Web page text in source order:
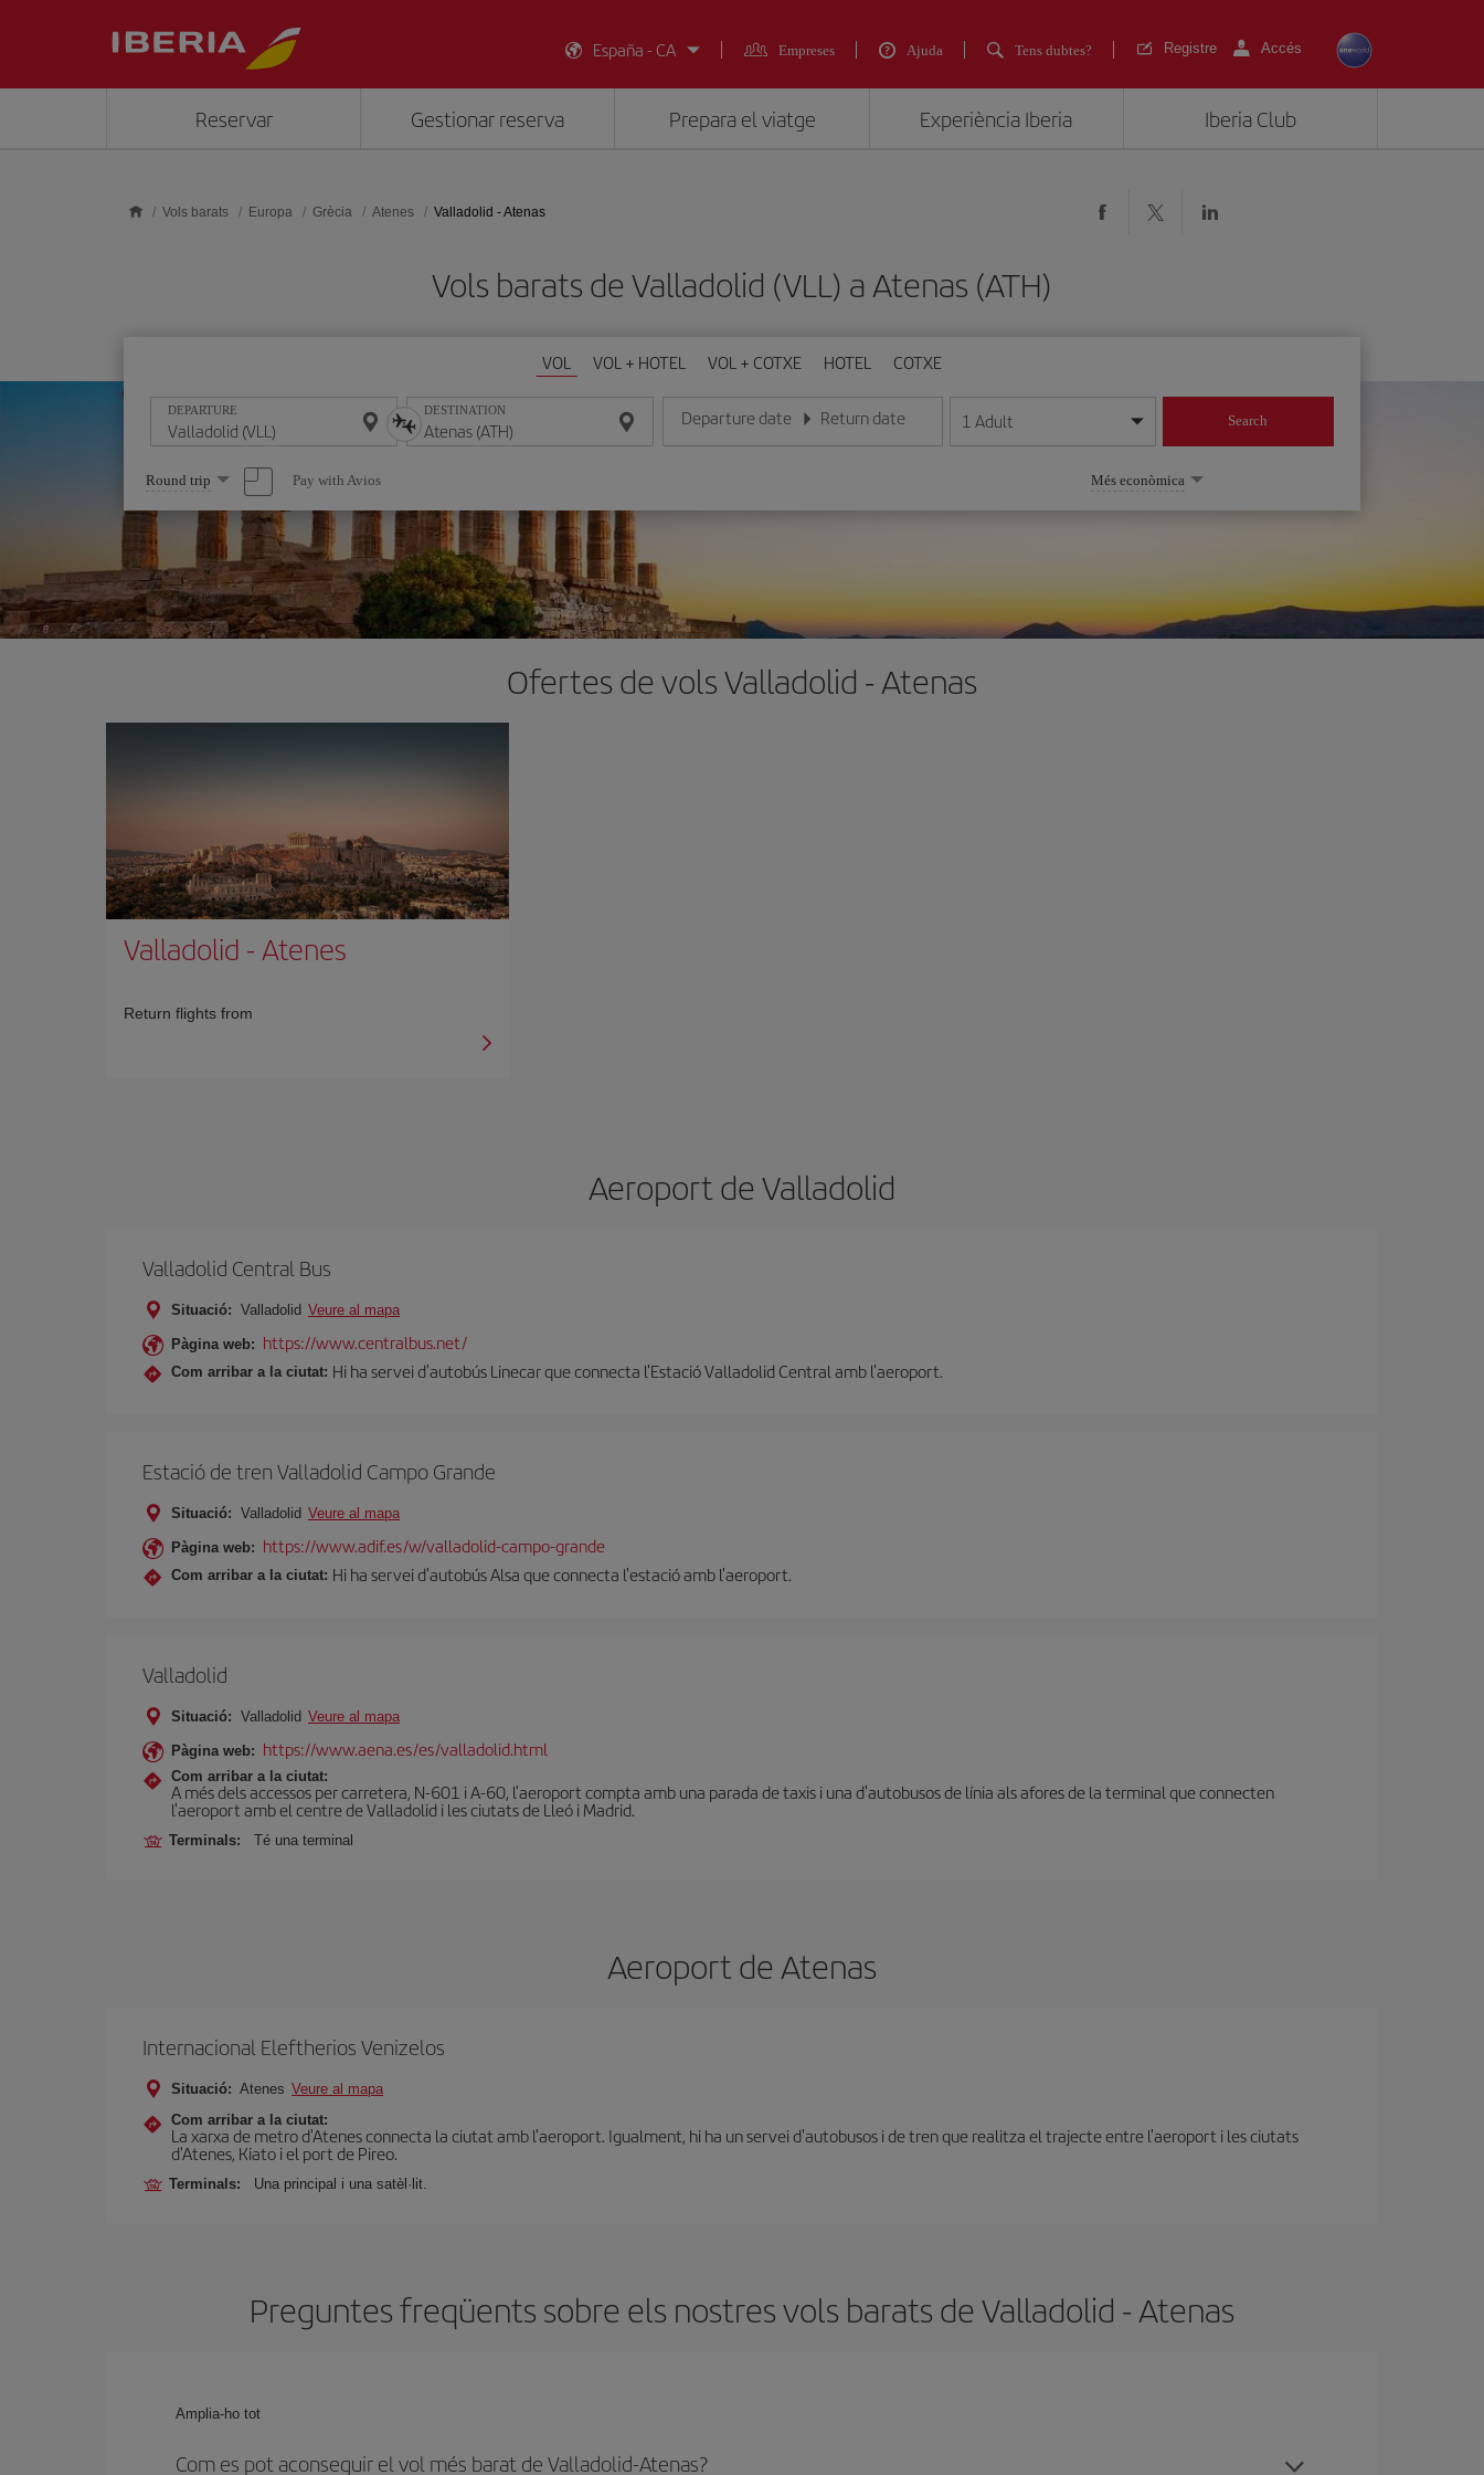
España - CA
Empreses Ajuda Tens dubtes? Registre Accés
Reservar Gestionar reserva Prepara el viatge Experiència Iberia Iberia Club
Vols barats Europa Grècia Atenes Valladolid - Atenas
Vols barats de Valladolid (VLL) a Atenas (ATH)
VOL VOL + HOTEL VOL + COTXE HOTEL COTXE
DEPARTURE DESTINATION Departure date
Introduce la fecha en format dia/mes/any
Return date
Introduce la fecha en format dia/mes/any
1 Adult Search
Select
one
option
Round trip Pay with Avios Més econòmica
Ofertes de vols Valladolid - Atenas
Valladolid -Atenes
Return flights from
Aeroport de Valladolid
Valladolid Central Bus
Situació: Valladolid Veure al mapa
Pàgina web: https://www.centralbus.net/
Com arribar a la ciutat: Hi ha servei d'autobús Linecar que connecta l'Estació Valladolid Central amb l'aeroport.
Estació de tren Valladolid Campo Grande
Situació: Valladolid Veure al mapa
Pàgina web: https://www.adif.es/w/valladolid-campo-grande
Com arribar a la ciutat: Hi ha servei d'autobús Alsa que connecta l'estació amb l'aeroport.
Valladolid
Situació: Valladolid Veure al mapa
Pàgina web: https://www.aena.es/es/valladolid.html
Com arribar a la ciutat:
A més dels accessos per carretera, N-601 i A-60, l'aeroport compta amb una parada de taxis i una d'autobusos de línia als afores de la terminal que connecten
l'aeroport amb el centre de Valladolid i les ciutats de Lleó i Madrid.
Terminals: Té una terminal
Aeroport de Atenas
Internacional Eleftherios Venizelos
Situació: Atenes Veure al mapa
Com arribar a la ciutat:
La xarxa de metro d'Atenes connecta la ciutat amb l'aeroport. Igualment, hi ha un servei d'autobusos i de tren que realitza el trajecte entre l'aeroport i les ciutats
d'Atenes, Kiato i el port de Pireo.
Terminals: Una principal i una satèl·lit.
Preguntes freqüents sobre els nostres vols barats de Valladolid - Atenas
Amplia-ho tot
Com es pot aconseguir el vol més barat de Valladolid-Atenas?